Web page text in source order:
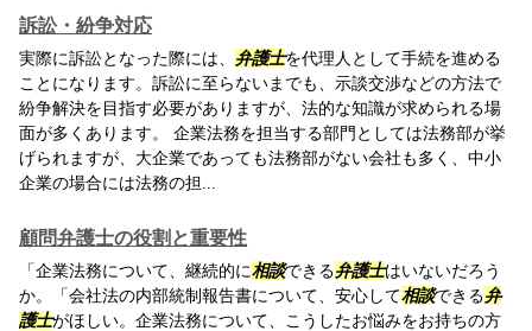
訴訟・紛争対応
実際に訴訟となった際には、 弁護士を代理人として手続を進める
ことになります。訴訟に至らないまでも、示談交渉などの方法で
紛争解決を目指す必要がありますが、法的な知識が求められる場
面が多くあります。 企業法務を担当する部門としては法務部が挙
げられますが、大企業であっても法務部がない会社も多く、中小
企業の場合には法務の担...
顧問弁護士の役割と重要性
「企業法務について、継続的に相談できる弁護士はいないだろう
か。「会社法の内部統制報告書について、安心して相談できる弁
護士がほしい。企業法務について、こうしたお悩みをお持ちの方